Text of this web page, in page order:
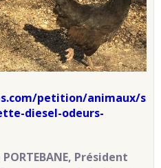
petition/animaux/s
diesel-odeurs-
Président